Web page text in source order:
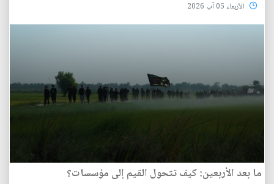
الأربعاء 05 آب 2026
ما بعد الأربعين: كيف تتحول القيم إلى مؤسسات؟